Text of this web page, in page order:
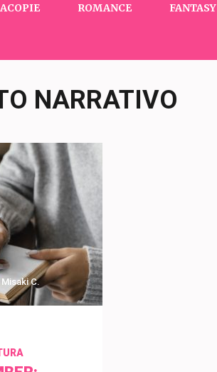
ROMANCE FANTASY
NARRATIVO
Misaki C.